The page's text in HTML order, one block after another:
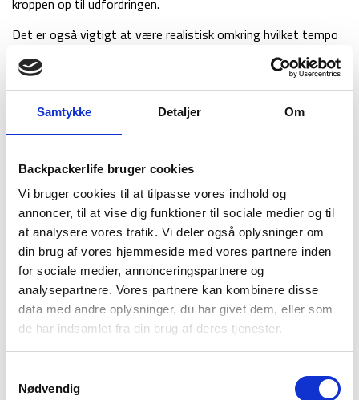
Samtykke Detaljer Om
Backpackerlife bruger cookies
Vi bruger cookies til at tilpasse vores indhold og
annoncer, til at vise dig funktioner til sociale medier og til
at analysere vores trafik. Vi deler også oplysninger om
din brug af vores hjemmeside med vores partnere inden
for sociale medier, annonceringspartnere og
analysepartnere. Vores partnere kan kombinere disse
data med andre oplysninger, du har givet dem, eller som
de har indsamlet fra din brug af deres tjenester.
Nødvendig
kroppen op til udfordringen.
Det er også vigtigt at være realistisk omkring hvilket tempo
du kan holde på de længere distancer. Du kan ikke forvente at
gå i samme tempo, som du kender fra hverdagen, hvor du
måske har en fast rute i skoven du går uden oppakning. Det
vil kræve ekstra af din krop at bære din rygsæk, at stabilisere i
udfordrende terræn og at gå lange distancer. Det kan betale
sig at forsøge at holde et stabilt tempo hele dagen. Det
trætte ben efter frokost. Et lille huskeråd er at man typisk
går 1 kilometer på 12 minutter i moderat gangtempo med
oppakning på ryggen.